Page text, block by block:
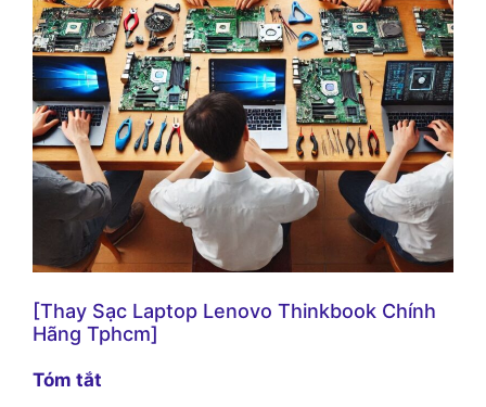
[Thay Sạc Laptop Lenovo Thinkbook Chính
Hãng Tphcm]
Tóm tắt